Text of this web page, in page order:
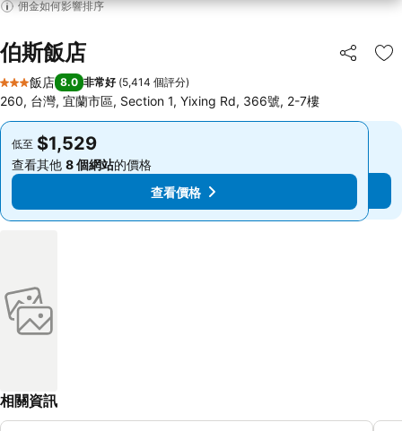
佣金如何影響排序
伯斯飯店 分享
加
3 星級
飯店 8.0 非常好 (5,414 個評分)
260, 台灣, 宜蘭市區, Section 1, Yixing Rd, 366號, 2-7樓
低至 $1,529
查看其他 8 個網站的價格
查看價格
低至 $1,529
查看其他 8 個網站的價格
查看價格
相關資訊